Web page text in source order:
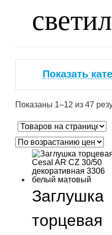
Показать
Показаны 1–12 из 47
Заглушка
торцевая